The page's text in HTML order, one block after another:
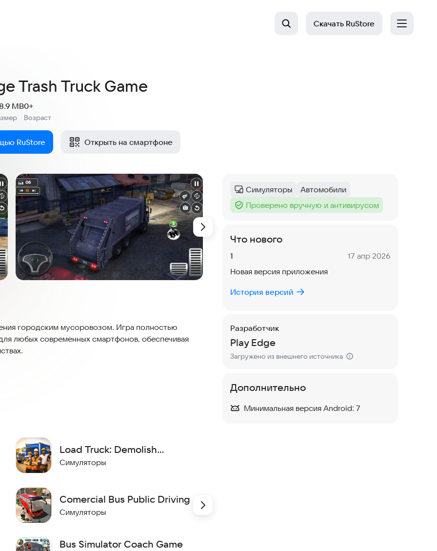
Скачать RuStore
Trash Truck Game
MB
Возраст
0+
RuStore Открыть на смартфоне
городским мусоровозом. Игра полностью
любых современных смартфонов, обеспечивая
настоящим специалистом по чистоте города.
отходы и следите за порядком на вверенной вам
благодаря точной физике движения и
миром, открывая новые районы и выполняя
Load Truck: Demolish
Buildings
Симуляторы
Comercial Bus Public Driving
Симуляторы
Bus Simulator Coach Game
Категория:
Симуляторы
Тег:
Автомобили
Тег :
Проверено вручную и антивирусом
Что нового
Версия:
1 Дата:
17 апр 2026
Новая версия приложения
История версий
Разработчик
Play Edge
Загружено из внешнего источника
Дополнительно
Минимальная версия Android: 7